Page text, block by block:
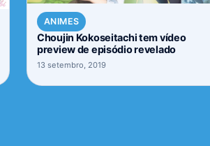
ANIMES
Choujin Kokoseitachi tem vídeo
preview de episódio revelado
13 setembro, 2019